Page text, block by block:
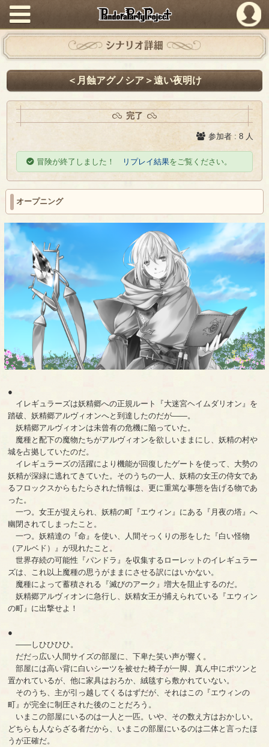
PandoraPartyProject
シナリオ詳細
＜月蝕アグノシア＞遠い夜明け
完了
参加者 : 8 人
冒険が終了しました！ リプレイ結果をご覧ください。
オープニング
●
イレギュラーズは妖精郷への正規ルート『大迷宮ヘイムダリオン』を
踏破、妖精郷アルヴィオンへと到達したのだが――。
妖精郷アルヴィオンは未曾有の危機に陥っていた。
魔種と配下の魔物たちがアルヴィオンを欲しいままにし、妖精の村や
城を占拠していたのだ。
イレギュラーズの活躍により機能が回復したゲートを使って、大勢の
妖精が深緑に逃れてきていた。そのうちの一人、妖精の女王の侍女であ
るフロックスからもたらされた情報は、更に重篤な事態を告げる物であ
った。
一つ。女王が捉えられ、妖精の町『エウィン』にある『月夜の塔』へ
幽閉されてしまったこと。
一つ。妖精達の『命』を使い、人間そっくりの形をした『白い怪物
（アルベド）』が現れたこと。
世界存続の可能性『パンドラ』を収集するローレットのイレギュラー
ズは、これ以上魔種の思うがままにさせる訳にはいかない。
魔種によって蓄積される『滅びのアーク』増大を阻止するのだ。
妖精郷アルヴィオンに急行し、妖精女王が捕えられている『エウィン
の町』に出撃せよ！
●
――しひひひひ。
だだっ広い人間サイズの部屋に、下卑た笑い声が響く。
部屋には高い背に白いシーツを被せた椅子が一脚、真ん中にポツンと
置かれているが、他に家具はおろか、絨毯すら敷かれていない。
そのうち、主が引っ越してくるはずだが、それはこの『エウィンの
町』が完全に制圧された後のことだろう。
いまこの部屋にいるのは一人と一匹。いや、その数え方はおかしい。
どちらも人ならざる者だから、いまこの部屋にいるのは二体と言ったほ
うが正確だ。